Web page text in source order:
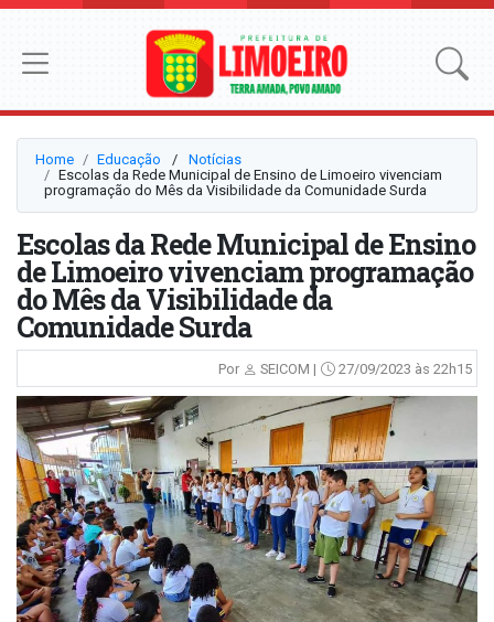
Home Educação ⠀/⠀ Notícias
Escolas da Rede Municipal de Ensino de Limoeiro vivenciam
programação do Mês da Visibilidade da Comunidade Surda
Escolas da Rede Municipal de Ensino
de Limoeiro vivenciam programação
do Mês da Visibilidade da
Comunidade Surda
Por SEICOM | 27/09/2023 às 22h15